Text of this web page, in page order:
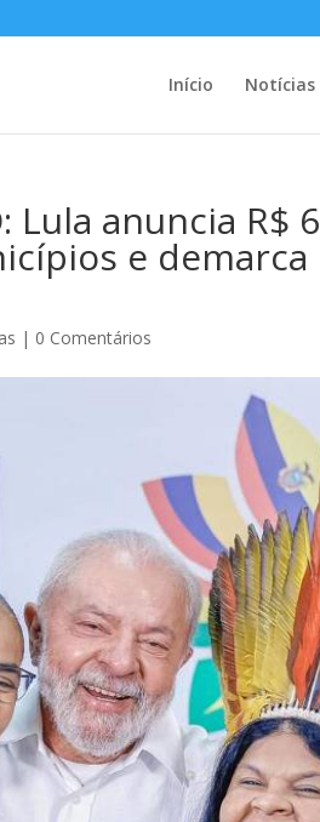
Início Notícias
Lula anuncia
e
| 0 Comentários